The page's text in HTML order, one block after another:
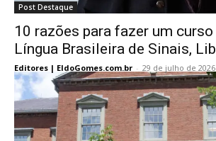
Post Destaque
10 razões para fazer um
Língua Brasileira de Sinais,
Editores | EldoGomes.com.br - 29 de julho de 2026